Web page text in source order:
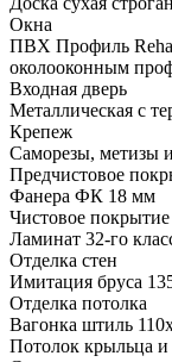
Окна
ПВХ Профиль
околооконным
Входная дверь
Металлическая с
Крепеж
Саморезы, метизы
Предчистовое
Фанера ФК 18 мм
Чистовое покрытие
Ламинат 32-го
Отделка стен
Имитация бруса
Отделка потолка
Вагонка штиль
Потолок крыльца и